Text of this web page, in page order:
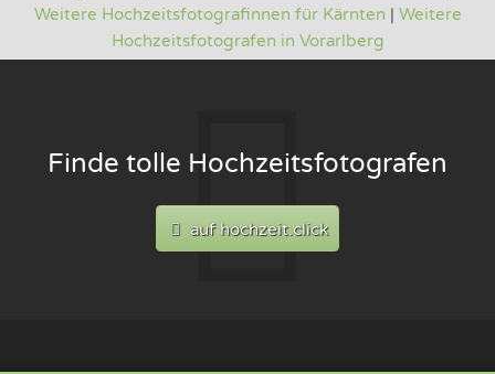
Weitere Hochzeitsfotografinnen für Kärnten | Weitere
Hochzeitsfotografen in Vorarlberg
Finde tolle Hochzeitsfotografen
auf hochzeit.click